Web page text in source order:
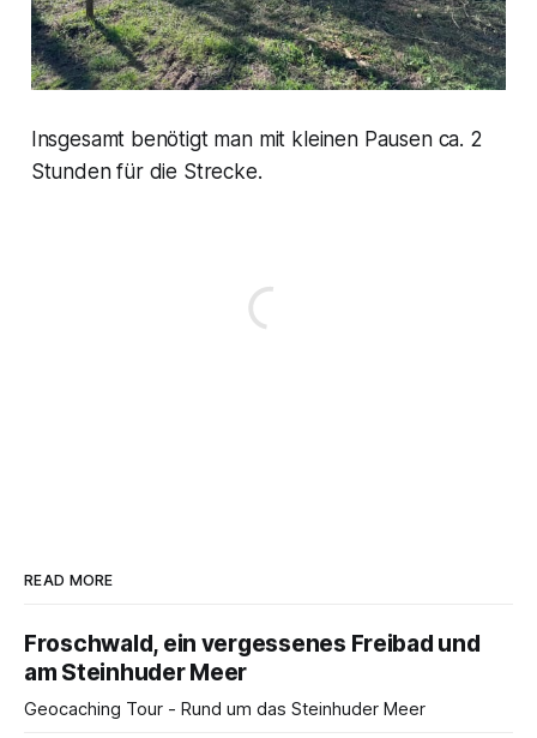
Insgesamt benötigt man mit kleinen Pausen ca. 2
Stunden für die Strecke.
READ MORE
Froschwald, ein vergessenes Freibad und
am Steinhuder Meer
Geocaching Tour - Rund um das Steinhuder Meer